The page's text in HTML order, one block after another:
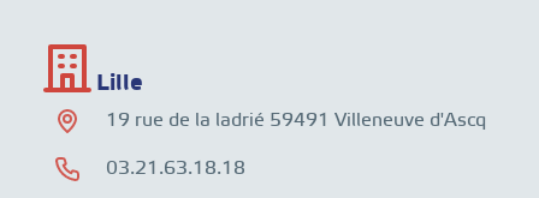
Lille
19 rue de la ladrié 59491 Villeneuve d'Ascq
03.21.63.18.18